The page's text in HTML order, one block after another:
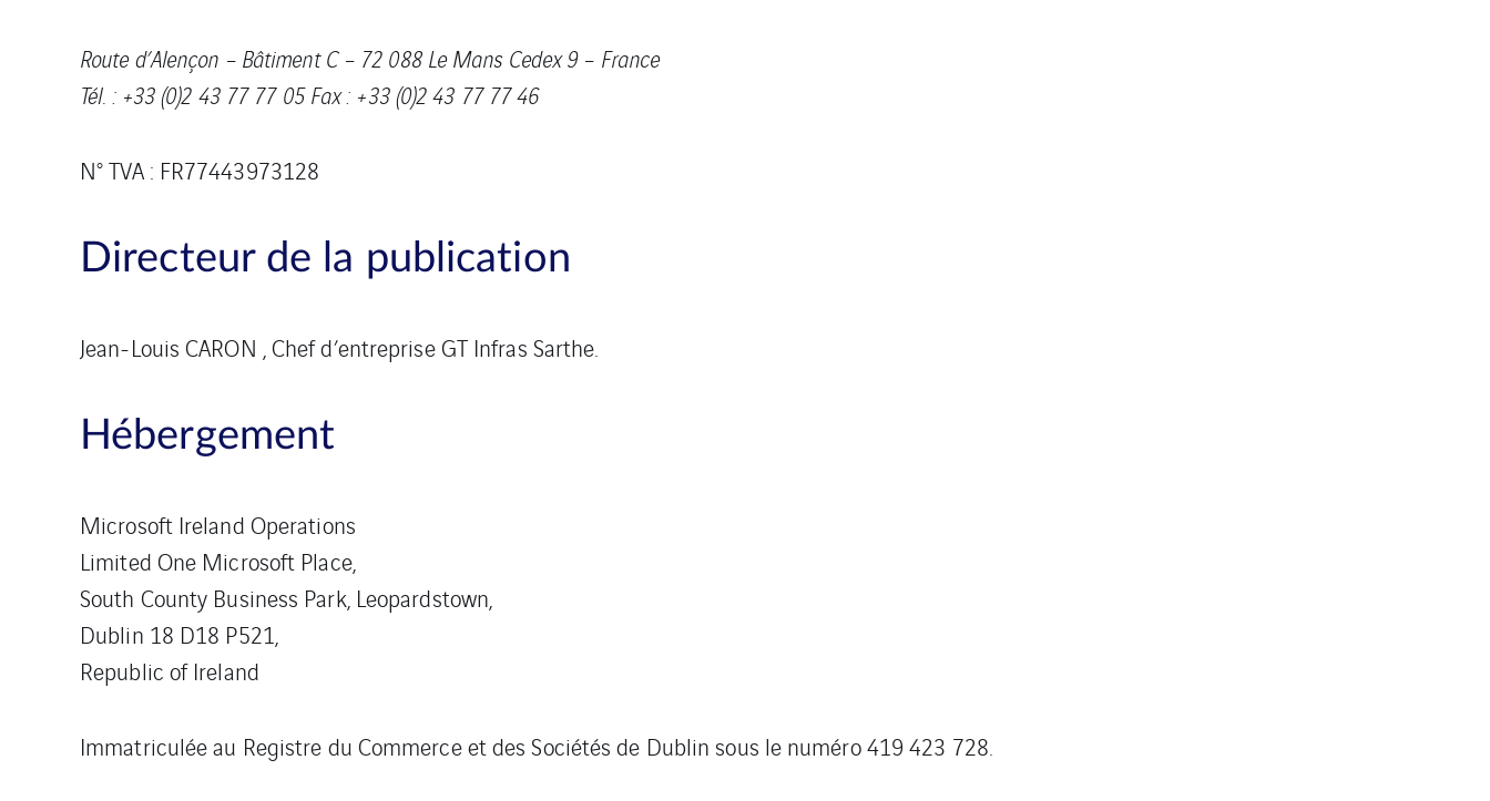
Route d’Alençon – Bâtiment C – 72 088 Le Mans Cedex 9 – France
Tél. : +33 (0)2 43 77 77 05 Fax : +33 (0)2 43 77 77 46
N° TVA : FR77443973128
Directeur de la publication
Jean-Louis CARON , Chef d’entreprise GT Infras Sarthe.
Hébergement
Microsoft Ireland Operations
Limited One Microsoft Place,
South County Business Park, Leopardstown,
Dublin 18 D18 P521,
Republic of Ireland
Immatriculée au Registre du Commerce et des Sociétés de Dublin sous le numéro 419 423 728.